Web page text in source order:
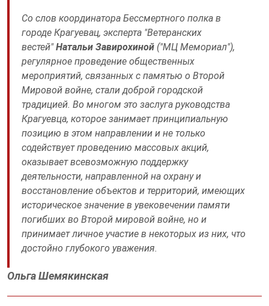
Со слов координатора Бессмертного полка в
городе Крагуевац, эксперта "Ветеранских
вестей"Натальи Завирохиной ("МЦ Мемориал"),
регулярное проведение общественных
мероприятий, связанных с памятью о Второй
Мировой войне, стали доброй городской
традицией. Во многом это заслуга руководства
Крагуевца, которое занимает принципиальную
позицию в этом направлении и не только
содействует проведению массовых акций,
оказывает всевозможную поддержку
деятельности, направленной на охрану и
восстановление объектов и территорий, имеющих
историческое значение в увековечении памяти
погибших во Второй мировой войне, но и
принимает личное участие в некоторых из них, что
достойно глубокого уважения.
Ольга Шемякинская